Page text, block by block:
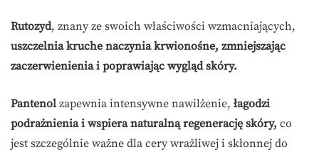
Rutozyd, znany ze swoich właściwości wzmacniających,
uszczelnia kruche naczynia krwionośne, zmniejszając
zaczerwienienia i poprawiając wygląd skóry.
Pantenol zapewnia intensywne nawilżenie, łagodzi
podrażnienia i wspiera naturalną regenerację skóry, co
jest szczególnie ważne dla cery wrażliwej i skłonnej do